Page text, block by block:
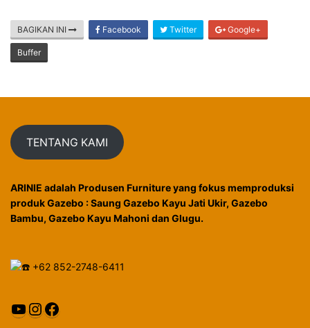
BAGIKAN INI Facebook Twitter Google+
Buffer
TENTANG KAMI
ARINIE adalah Produsen Furniture yang fokus memproduksi
produk Gazebo : Saung Gazebo Kayu Jati Ukir, Gazebo
Bambu, Gazebo Kayu Mahoni dan Glugu.
+62 852-2748-6411
YouTube
Instagram
Facebook